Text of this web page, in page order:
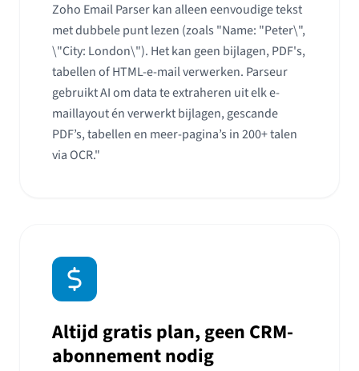
Zoho Email Parser kan alleen eenvoudige tekst
met dubbele punt lezen (zoals "Name: "Peter\",
\"City: London\"). Het kan geen bijlagen, PDF's,
tabellen of HTML-e-mail verwerken. Parseur
gebruikt AI om data te extraheren uit elk e-
maillayout én verwerkt bijlagen, gescande
PDF’s, tabellen en meer-pagina’s in 200+ talen
via OCR."
Altijd gratis plan, geen CRM-
abonnement nodig